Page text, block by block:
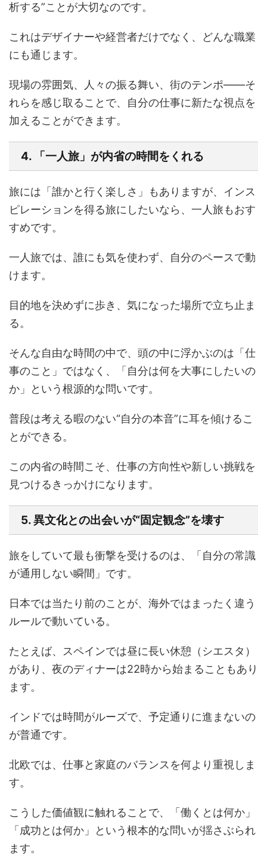
析する”ことが大切なのです。
これはデザイナーや経営者だけでなく、どんな職業
にも通じます。
現場の雰囲気、人々の振る舞い、街のテンポ――そ
れらを感じ取ることで、自分の仕事に新たな視点を
加えることができます。
4. 「一人旅」が内省の時間をくれる
旅には「誰かと行く楽しさ」もありますが、インス
ピレーションを得る旅にしたいなら、一人旅もおす
すめです。
一人旅では、誰にも気を使わず、自分のペースで動
けます。
目的地を決めずに歩き、気になった場所で立ち止ま
る。
そんな自由な時間の中で、頭の中に浮かぶのは「仕
事のこと」ではなく、「自分は何を大事にしたいの
か」という根源的な問いです。
普段は考える暇のない“自分の本音”に耳を傾けるこ
とができる。
この内省の時間こそ、仕事の方向性や新しい挑戦を
見つけるきっかけになります。
5. 異文化との出会いが“固定観念”を壊す
旅をしていて最も衝撃を受けるのは、「自分の常識
が通用しない瞬間」です。
日本では当たり前のことが、海外ではまったく違う
ルールで動いている。
たとえば、スペインでは昼に長い休憩（シエスタ）
があり、夜のディナーは22時から始まることもあり
ます。
インドでは時間がルーズで、予定通りに進まないの
が普通です。
北欧では、仕事と家庭のバランスを何より重視しま
す。
こうした価値観に触れることで、「働くとは何か」
「成功とは何か」という根本的な問いが揺さぶられ
ます。